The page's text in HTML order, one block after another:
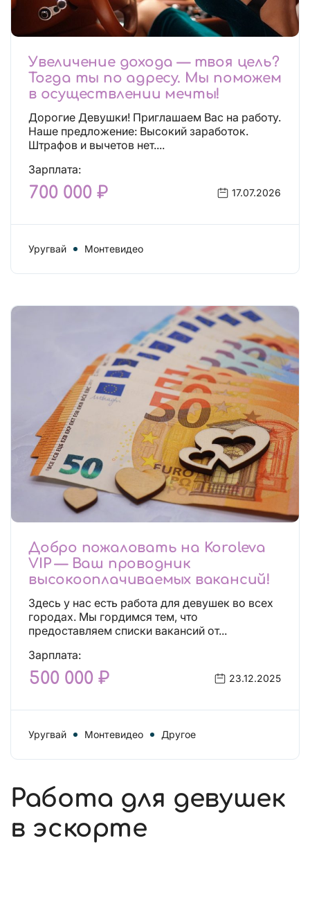
Увеличение дохода — твоя цель?
Тогда ты по адресу. Мы поможем
в осуществлении мечты!
Дорогие Девушки! Приглашаем Вас на работу.
Наше предложение: Высокий заработок.
Штрафов и вычетов нет....
Зарплата:
700 000 ₽ 17.07.2026
Уругвай Монтевидео
Добро пожаловать на Koroleva
VIP — Ваш проводник
высокооплачиваемых вакансий!
Здесь у нас есть работа для девушек во всех
городах. Мы гордимся тем, что
предоставляем списки вакансий от...
Зарплата:
500 000 ₽ 23.12.2025
Уругвай Монтевидео Другое
Работа для девушек
в эскорте